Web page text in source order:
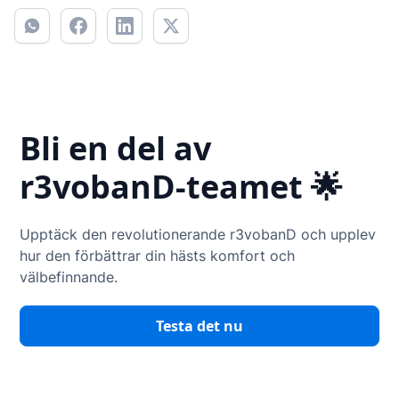
Bli en del av
r3vobanD-teamet 🌟
Upptäck den revolutionerande r3vobanD och upplev
hur den förbättrar din hästs komfort och
välbefinnande.
Testa det nu